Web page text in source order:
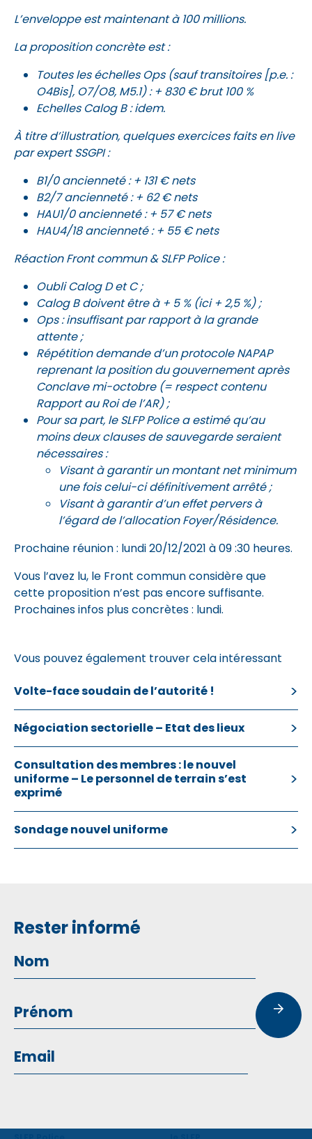
L’enveloppe est maintenant à 100 millions.
La proposition concrète est :
Toutes les échelles Ops (sauf transitoires [p.e. :
O4Bis], O7/O8, M5.1) : + 830 € brut 100 %
Echelles Calog B : idem.
À titre d’illustration, quelques exercices faits en live
par expert SSGPI :
B1/0 ancienneté : + 131 € nets
B2/7 ancienneté : + 62 € nets
HAU1/0 ancienneté : + 57 € nets
HAU4/18 ancienneté : + 55 € nets
Réaction Front commun & SLFP Police :
Oubli Calog D et C ;
Calog B doivent être à + 5 % (ici + 2,5 %) ;
Ops : insuffisant par rapport à la grande
attente ;
Répétition demande d’un protocole NAPAP
reprenant la position du gouvernement après
Conclave mi-octobre (= respect contenu
Rapport au Roi de l’AR) ;
Pour sa part, le SLFP Police a estimé qu’au
moins deux clauses de sauvegarde seraient
nécessaires :
Visant à garantir un montant net minimum
une fois celui-ci définitivement arrêté ;
Visant à garantir d’un effet pervers à
l’égard de l’allocation Foyer/Résidence.
Prochaine réunion : lundi 20/12/2021 à 09 :30 heures.
Vous l’avez lu, le Front commun considère que
cette proposition n’est pas encore suffisante.
Prochaines infos plus concrètes : lundi.
Vous pouvez également trouver cela intéressant
Volte-face soudain de l’autorité !
Négociation sectorielle – Etat des lieux
Consultation des membres : le nouvel
uniforme – Le personnel de terrain s’est
exprimé
Sondage nouvel uniforme
Rester informé